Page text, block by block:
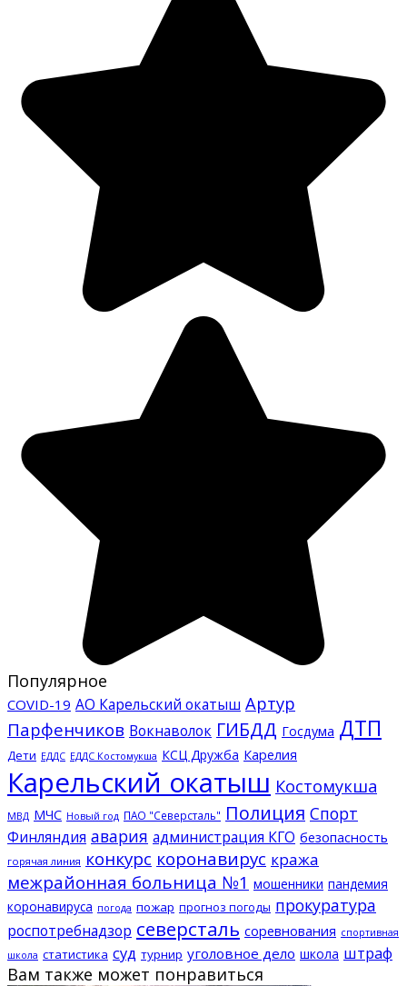
Популярное
COVID-19 АО Карельский окатыш Артур
Парфенчиков Вокнаволок ГИБДД Госдума ДТП
Дети ЕДДС ЕДДС Костомукша КСЦ Дружба Карелия
Карельский окатыш Костомукша
МВД МЧС Новый год ПАО "Северсталь" Полиция Спорт
Финляндия авария администрация КГО безопасность
горячая линия конкурс коронавирус кража
межрайонная больница №1 мошенники пандемия
коронавируса погода пожар прогноз погоды прокуратура
роспотребнадзор северсталь соревнования спортивная
школа статистика суд турнир уголовное дело школа штраф
Вам также может понравиться